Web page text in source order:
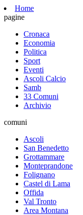
Home
pagine
Cronaca
Economia
Politica
Sport
Eventi
Ascoli Calcio
Samb
33 Comuni
Archivio
comuni
Ascoli
San Benedetto
Grottammare
Monteprandone
Folignano
Castel di Lama
Offida
Val Tronto
Area Montana